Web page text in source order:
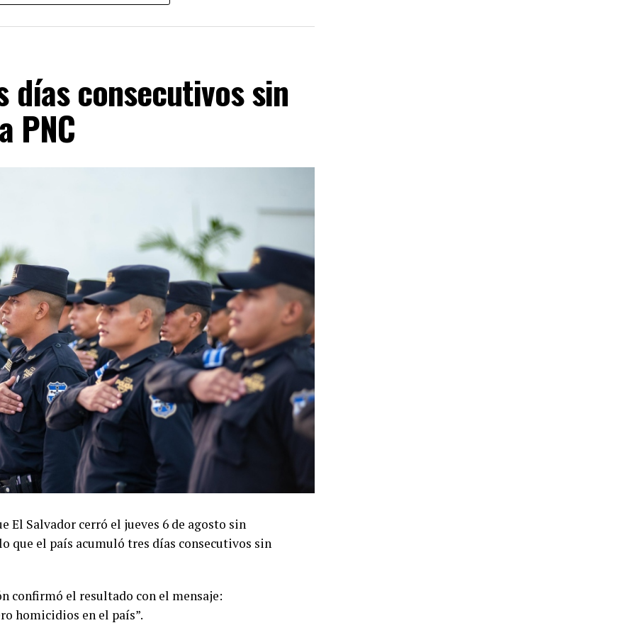
robos.
homicidios. Durante su administración, la PNC
En lo que va del año, las autoridades
2025 también cerró con indicadores
ha reiterado que el Gobierno mantendrá las
de estructuras criminales que aún
esa cultura de muerte que las pandillas
un Estado que será implacable en hacer
trabajando para erradicar las
días consecutivos sin
PNC
Salvador cerró el jueves 6 de agosto sin
que el país acumuló tres días consecutivos sin
confirmó el resultado con el mensaje:
homicidios en el país”.